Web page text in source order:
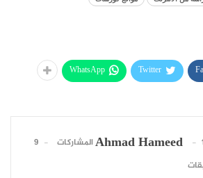
Twitter
WhatsApp
Ahmad Hameed
9